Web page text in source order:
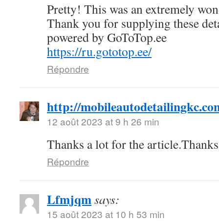
Pretty! This was an extremely
Thank you for supplying these
powered by GoToTop.ee
https://ru.gototop.ee/
Répondre
http://
12 août 2023 at 9 h 26 min
Thanks a lot for the
Répondre
Lfmjqmsays:
15 août 2023 at 10 h 53 min